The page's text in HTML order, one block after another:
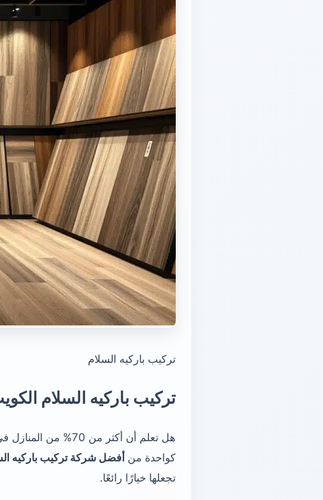
تركيب باركيه السلام
تركيب باركيه السلام
هل تعلم أن أكثر من 70% من المنازل في الكويت تفضل أرضيات الباركيه؟ هذا بسبب جمالها ومتانتها.
كواحدة من أفضل شركة تركيب باركيه
تجعلها خيارًا رائعًا.